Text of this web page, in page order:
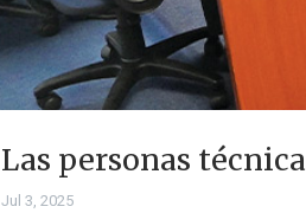
Las personas
Jul 3, 2025